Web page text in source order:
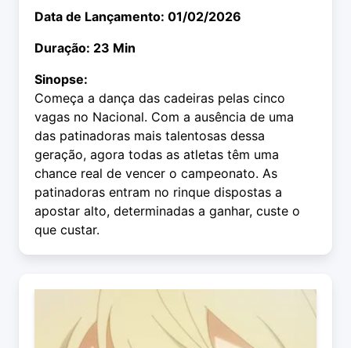
Data de Lançamento: 01/02/2026
Duração: 23 Min
Sinopse:
Começa a dança das cadeiras pelas cinco
vagas no Nacional. Com a ausência de uma
das patinadoras mais talentosas dessa
geração, agora todas as atletas têm uma
chance real de vencer o campeonato. As
patinadoras entram no rinque dispostas a
apostar alto, determinadas a ganhar, custe o
que custar.